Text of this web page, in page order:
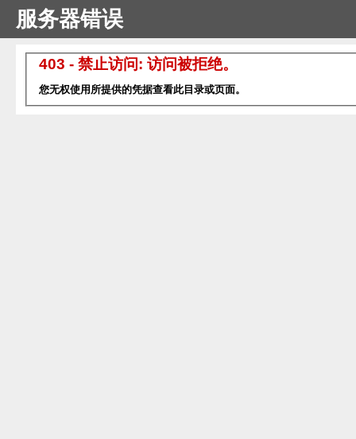
服务器错误
403 - 禁止访问: 访问被拒绝。
您无权使用所提供的凭据查看此目录或页面。